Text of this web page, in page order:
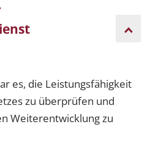
es, die Leistungsfähigkeit
zu überprüfen und
Weiterentwicklung zu